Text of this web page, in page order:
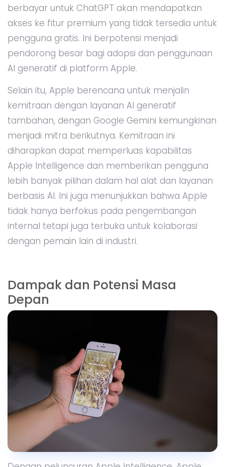
berbayar untuk ChatGPT akan mendapatkan
akses ke fitur premium yang tidak tersedia untuk
pengguna gratis. Ini berpotensi menjadi
pendorong besar bagi adopsi dan penggunaan
AI generatif di platform Apple.
Selain itu, Apple berencana untuk menjalin
kemitraan dengan layanan AI generatif
tambahan, dengan Google Gemini kemungkinan
menjadi mitra berikutnya. Kemitraan ini
diharapkan dapat memperluas kapabilitas
Apple Intelligence dan memberikan pengguna
lebih banyak pilihan dalam hal alat dan layanan
berbasis AI. Ini juga menunjukkan bahwa Apple
tidak hanya berfokus pada pengembangan
internal tetapi juga terbuka untuk kolaborasi
dengan pemain lain di industri.
Dampak dan Potensi Masa
Depan